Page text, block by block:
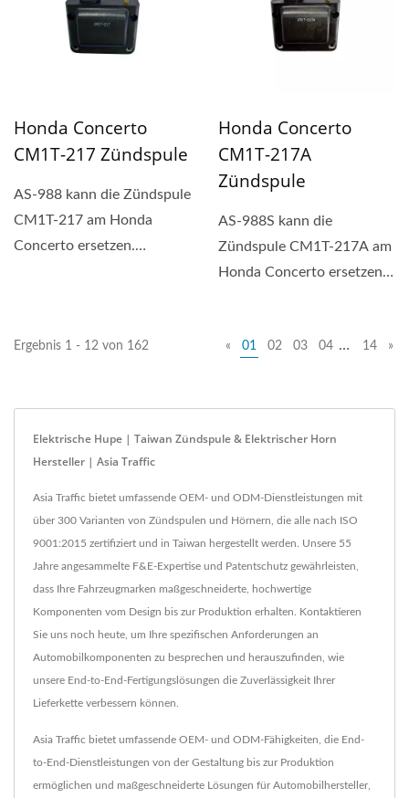
Honda Concerto
CM1T-217 Zündspule
AS-988 kann die Zündspule
CM1T-217 am Honda
Concerto ersetzen.
Honda Concerto
CM1T-217A
Zündspule
AS-988S kann die
Zündspule CM1T-217A am
Honda Concerto ersetzen.
Ergebnis 1 - 12 von 162 « 01 02 03 04 … 14 »
Elektrische Hupe | Taiwan Zündspule & Elektrischer Horn
Hersteller | Asia Traffic
Asia Traffic bietet umfassende OEM- und ODM-Dienstleistungen mit
über 300 Varianten von Zündspulen und Hörnern, die alle nach ISO
9001:2015 zertifiziert und in Taiwan hergestellt werden. Unsere 55
Jahre angesammelte F&E-Expertise und Patentschutz gewährleisten,
dass Ihre Fahrzeugmarken maßgeschneiderte, hochwertige
Komponenten vom Design bis zur Produktion erhalten. Kontaktieren
Sie uns noch heute, um Ihre spezifischen Anforderungen an
Automobilkomponenten zu besprechen und herauszufinden, wie
unsere End-to-End-Fertigungslösungen die Zuverlässigkeit Ihrer
Lieferkette verbessern können.
Asia Traffic bietet umfassende OEM- und ODM-Fähigkeiten, die End-
to-End-Dienstleistungen von der Gestaltung bis zur Produktion
ermöglichen und maßgeschneiderte Lösungen für Automobilhersteller,